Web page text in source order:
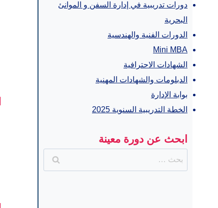
دورات تدريبية في إدارة السفن و الموانئ
البحرية
الدورات الفنية والهندسية
Mini MBA
الشهادات الاحترافية
الدبلومات والشهادات المهنية
بوابة الإدارة
الخطة التدريبية السنوية 2025
ابحث عن دورة معينة
عن: